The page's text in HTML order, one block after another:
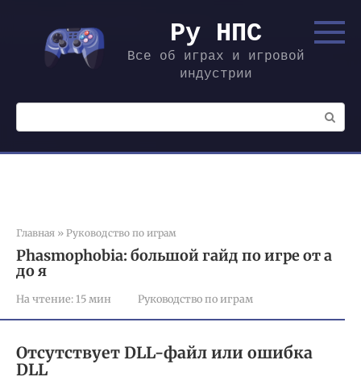
контенту
Ру НПС
Все об играх и игровой
индустрии
Поиск:
Главная » Руководство по играм
Phasmophobia: большой гайд по игре от а
до я
На чтение: 15 мин Руководство по играм
Отсутствует DLL-файл или ошибка
DLL